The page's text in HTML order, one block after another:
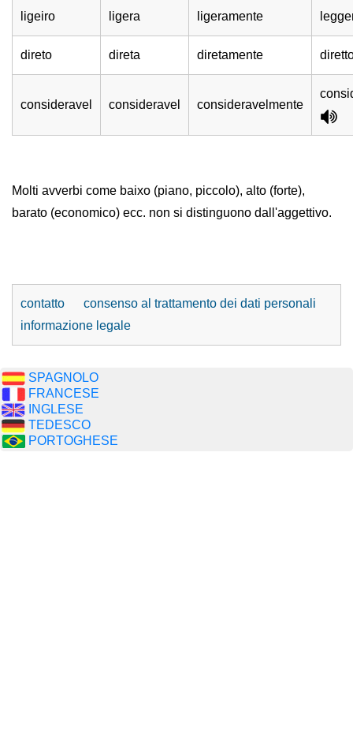
ligeiro ligera ligeramente
direto direta diretamente
consideravel consideravel consideravelmente
Molti avverbi come baixo (piano, piccolo), alto (forte),
barato (economico) ecc. non si distinguono dall'aggettivo.
contatto
consenso al trattamento dei dati personali
informazione legale
SPAGNOLO
FRANCESE
INGLESE
TEDESCO
PORTOGHESE